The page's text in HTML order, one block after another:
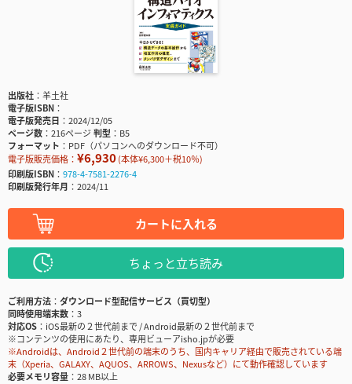
出版社
羊土社
電子版ISBN
電子版発売日
2024/12/05
ページ数
216ページ判型
B5
フォーマット
PDF（パソコンへのダウンロード不可）
電子版販売価格： ¥6,930(本体¥6,300＋税10％)
印刷版ISBN
978-4-7581-2276-4
印刷版発行年月
2024/11
カートに入れる
ちょっと立ち読み
ご利用方法
ダウンロード型配信サービス（買切型）
同時使用端末数
3
対応OS
iOS最新の２世代前まで / Android最新の２世代前まで
※コンテンツの使用にあたり、専用ビューアisho.jpが必要
※Androidは、Android２世代前の端末のうち、国内キャリア経由で販売されている端
末（Xperia、GALAXY、AQUOS、ARROWS、Nexusなど）にて動作確認しています
必要メモリ容量
28 MB以上